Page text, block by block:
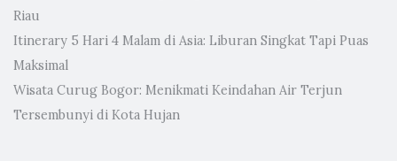
Riau
Itinerary 5 Hari 4 Malam di Asia: Liburan Singkat Tapi Puas
Maksimal
Wisata Curug Bogor: Menikmati Keindahan Air Terjun
Tersembunyi di Kota Hujan